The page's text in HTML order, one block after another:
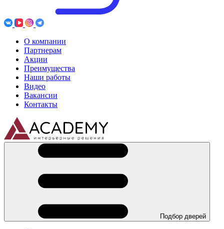
О компании
Партнерам
Акции
Преимущества
Наши работы
Видео
Вакансии
Контакты
Подбор дверей